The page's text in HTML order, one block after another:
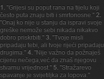
1. "Grijesi su poput rana na tijelu koji
često puta znaju biti i smrtonosne." 2.
"Onaj ko nije u stanju da ispravi svoje
greške nemože sebi nikada nikakvo
dobro priskrbiti." 3. "Tvoje misli
pripadaju tebi, ali tvoje rijeći pripadaju
drugima." 4. "Nije važno da požnaješ
cijenu nečega,već da znaš njegovu
stvarnu vrijednost." 5. "Stražarevo
spavanje je svijetiljka za lopova."